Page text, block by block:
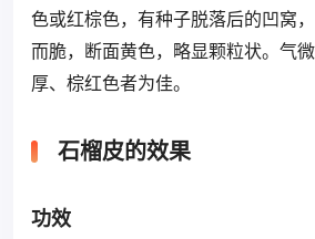
色或红棕色，有种子脱落后的凹窝
而脆，断面黄色，略显颗粒状。气
厚、棕红色者为佳。
石榴皮的效果
功效